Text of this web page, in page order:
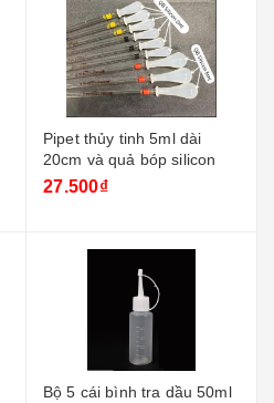
Pipet thủy tinh 5ml dài
20cm và quả bóp silicon
27.500₫
Bộ 5 cái bình tra dầu 50ml